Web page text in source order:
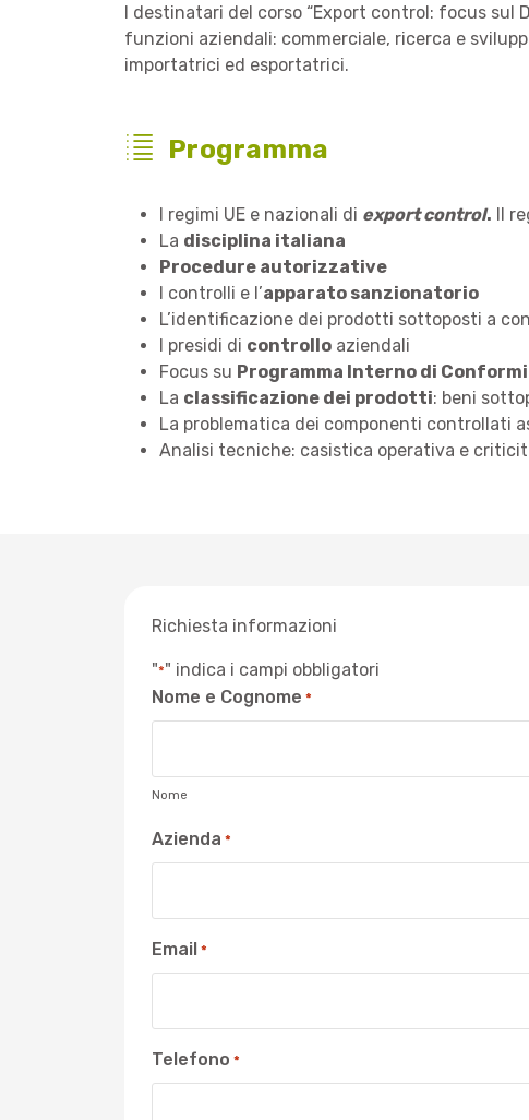
I destinatari del corso “Export control: focus sul
funzioni aziendali: commerciale, ricerca e
importatrici ed esportatrici.
Programma
I regimi UE e nazionali di export control. Il
La disciplina italiana
Procedure autorizzative
I controlli e l’apparato sanzionatorio
L’identificazione dei prodotti sottoposti a
I presidi di controllo aziendali
Focus su Programma Interno di
La classificazione dei prodotti: beni
La problematica dei componenti controllati
Analisi tecniche: casistica operativa e
Richiesta informazioni
"*" indica i campi obbligatori
Nome e Cognome *
Nome
Azienda *
Email *
Telefono *